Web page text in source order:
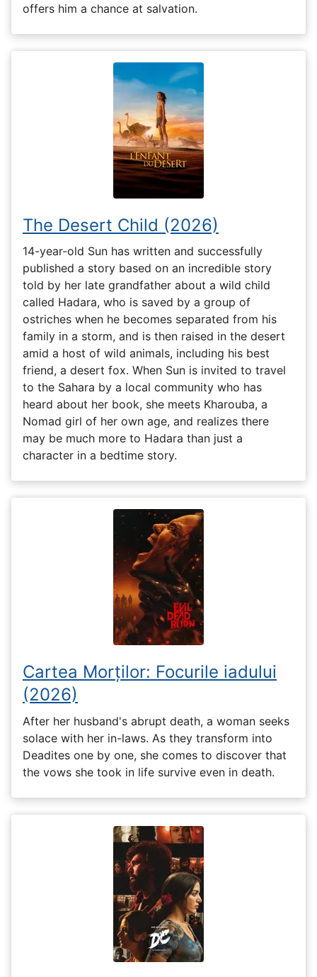
offers him a chance at salvation.
The Desert Child (2026)
14-year-old Sun has written and successfully
published a story based on an incredible story
told by her late grandfather about a wild child
called Hadara, who is saved by a group of
ostriches when he becomes separated from his
family in a storm, and is then raised in the desert
amid a host of wild animals, including his best
friend, a desert fox. When Sun is invited to travel
to the Sahara by a local community who has
heard about her book, she meets Kharouba, a
Nomad girl of her own age, and realizes there
may be much more to Hadara than just a
character in a bedtime story.
Cartea Morților: Focurile iadului
(2026)
After her husband's abrupt death, a woman seeks
solace with her in-laws. As they transform into
Deadites one by one, she comes to discover that
the vows she took in life survive even in death.